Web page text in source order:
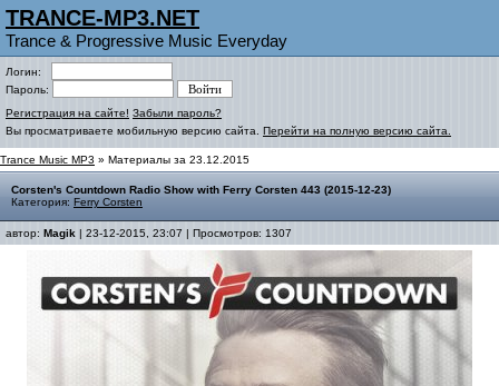
TRANCE-MP3.NET
Trance & Progressive Music Everyday
Логин:
Пароль:
Регистрация на сайте! Забыли пароль?
Вы просматриваете мобильную версию сайта. Перейти на полную версию сайта.
Trance Music MP3 » Материалы за 23.12.2015
Corsten's Countdown Radio Show with Ferry Corsten 443 (2015-12-23)
Категория: Ferry Corsten
автор: Magik | 23-12-2015, 23:07 | Просмотров: 1307